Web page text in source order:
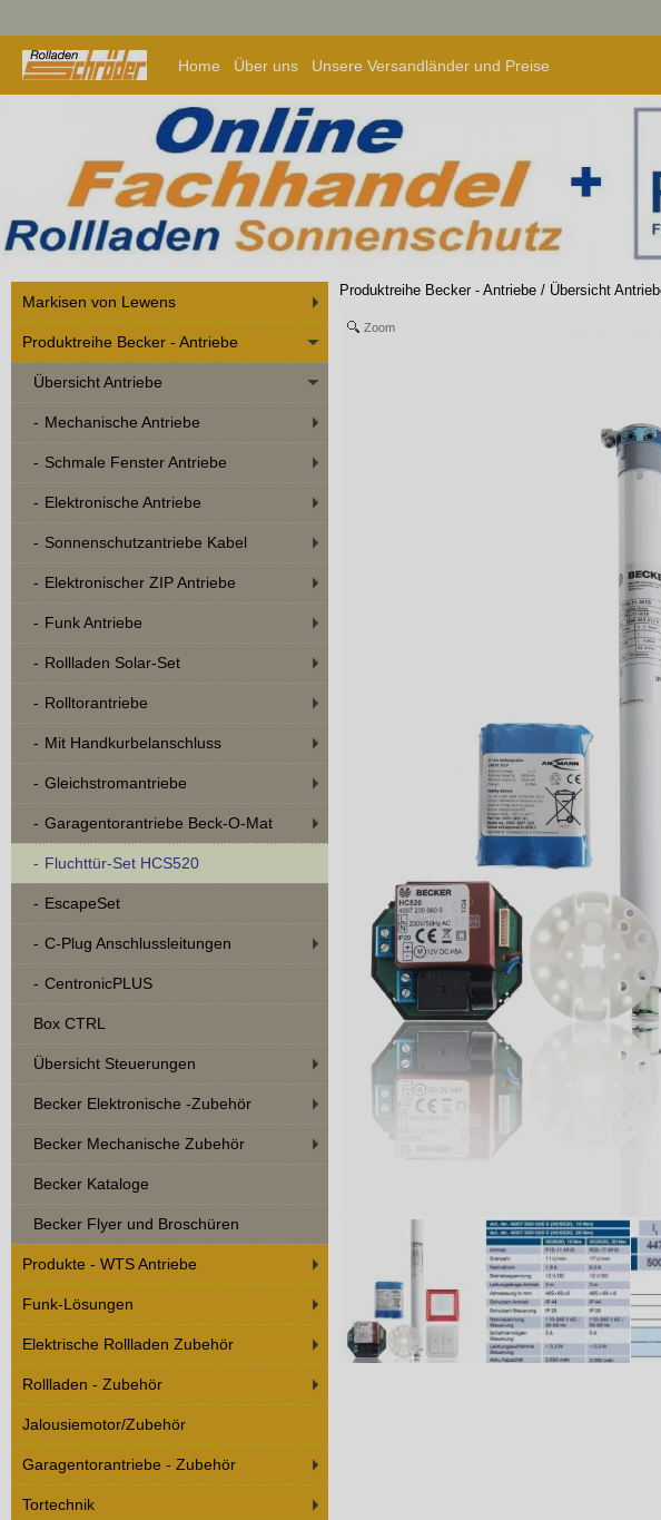
Home Über uns Unsere Versandländer und Preise
Markisen von Lewens
Produktreihe Becker - Antriebe
Übersicht Antriebe
Mechanische Antriebe
Schmale Fenster Antriebe
Elektronische Antriebe
Sonnenschutzantriebe Kabel
Elektronischer ZIP Antriebe
Funk Antriebe
Rollladen Solar-Set
Rolltorantriebe
Mit Handkurbelanschluss
Gleichstromantriebe
Garagentorantriebe Beck-O-Mat
Fluchttür-Set HCS520
EscapeSet
C-Plug Anschlussleitungen
CentronicPLUS
Box CTRL
Übersicht Steuerungen
Becker Elektronische -Zubehör
Becker Mechanische Zubehör
Becker Kataloge
Becker Flyer und Broschüren
Produkte - WTS Antriebe
Funk-Lösungen
Elektrische Rollladen Zubehör
Rollladen - Zubehör
Jalousiemotor/Zubehör
Garagentorantriebe - Zubehör
Tortechnik
Produktreihe Becker - Antriebe / Übersicht
Zoom